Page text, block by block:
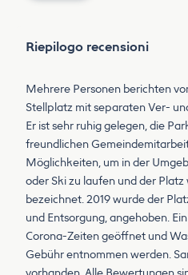
Riepilogo recensioni
Mehrere Personen berichten
Stellplatz mit separaten Ver-
Er ist sehr ruhig gelegen, die
freundlichen
Möglichkeiten, um in der
oder Ski zu laufen und der Platz
bezeichnet. 2019 wurde der
und Entsorgung, angehoben.
Corona-Zeiten geöffnet und
Gebühr entnommen werden.